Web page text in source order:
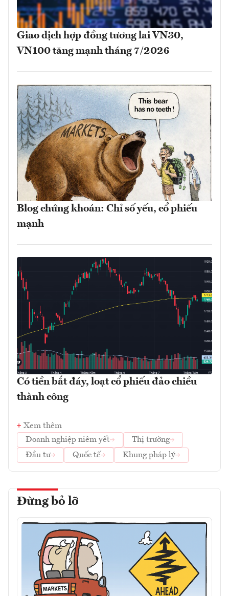
Giao dịch hợp đồng tương lai VN30,
VN100 tăng mạnh tháng 7/2026
Blog chứng khoán: Chỉ số yếu, cổ phiếu
mạnh
Có tiền bắt đáy, loạt cổ phiếu đảo chiều
thành công
Xem thêm
Doanh nghiệp niêm yết
Thị trường
Đầu tư
Quốc tế Khung pháp lý
Đừng bỏ lỡ